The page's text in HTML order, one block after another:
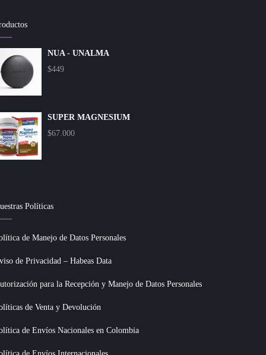
NUA - UNALMA
$449
SUPER MAGNESIUM
$67.000
Políticas
de Manejo de Datos Personales
de Privacidad – Habeas Data
para la Recepción y Manejo de Datos Personales
de Venta y Devolución
de Envíos Nacionales en Colombia